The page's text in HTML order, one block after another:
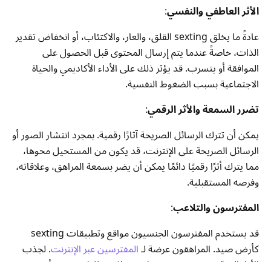
الأثر العاطفي والنفسي:
عادةً ما يخلق sexting القلق، والعار، والاكتئاب، أو انخفاض تقدير
الذات، خاصةً عندما يتم إرسال المحتوى قبل الحصول على
الموافقة أو يتسرب. قد يؤثر ذلك على الأداء الأكاديمي والحياة
الاجتماعية بسبب الضغوط النفسية.
تضرر السمعة والأثر الرقمي:
يمكن أن تترك الرسائل الصريحة آثارًا رقمية. بمجرد انتشار الصور أو
الرسائل الصريحة على الإنترنت، قد يكون من المستحيل محوها،
مما يترك أثرًا رقميًا دائمًا يمكن أن يضر بسمعة المراهق، وعلاقاته،
وفرصه المستقبلية.
المفترسون والتلاعب:
قد يستخدم المفترسون الجنسيون مواقع وتطبيقات sexting
كأرض صيد. المراهقون عرضة لـالمفترسين عبر الإنترنت. لجذب